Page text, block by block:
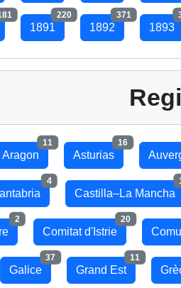
1891
220
1892
371
1893
Aragon
11
Asturias
16
4
Castilla–La Mancha
2
Comitat d'Istrie
20
Galice
37
Grand Est
11